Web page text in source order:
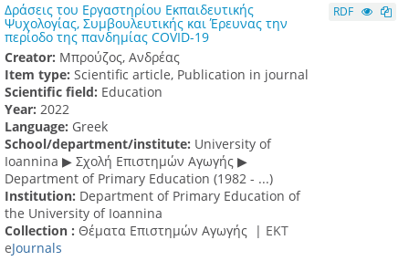
Δράσεις του Εργαστηρίου Εκπαιδευτικής
Ψυχολογίας, Συμβουλευτικής και Έρευνας την
περίοδο της πανδημίας COVID-19
Creator: Μπρούζος, Ανδρέας
Item type: Scientific article, Publication in journal
Scientific field: Education
Υear: 2022
Language: Greek
School/department/institute: University of
Ioannina ▶ Σχολή Επιστημών Αγωγής ▶
Department of Primary Education (1982 - ...)
Institution: Department of Primary Education of
the University of Ioannina
Collection : Θέματα Επιστημών Αγωγής | ΕΚΤ
eJournals
RDF